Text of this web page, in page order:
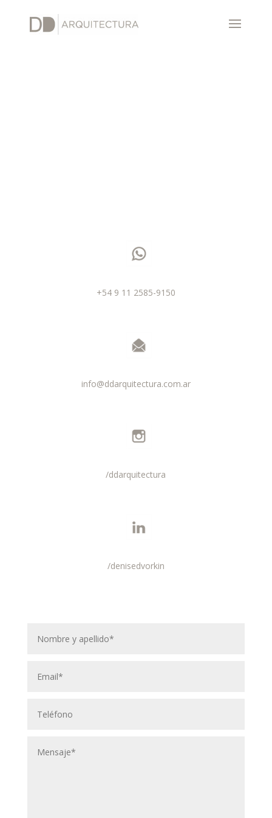
+54 9 11 2585-9150
info@ddarquitectura.com.ar
/ddarquitectura
/denisedvorkin